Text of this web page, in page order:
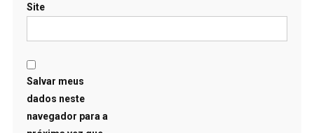
Site
Salvar meus
dados neste
navegador para a